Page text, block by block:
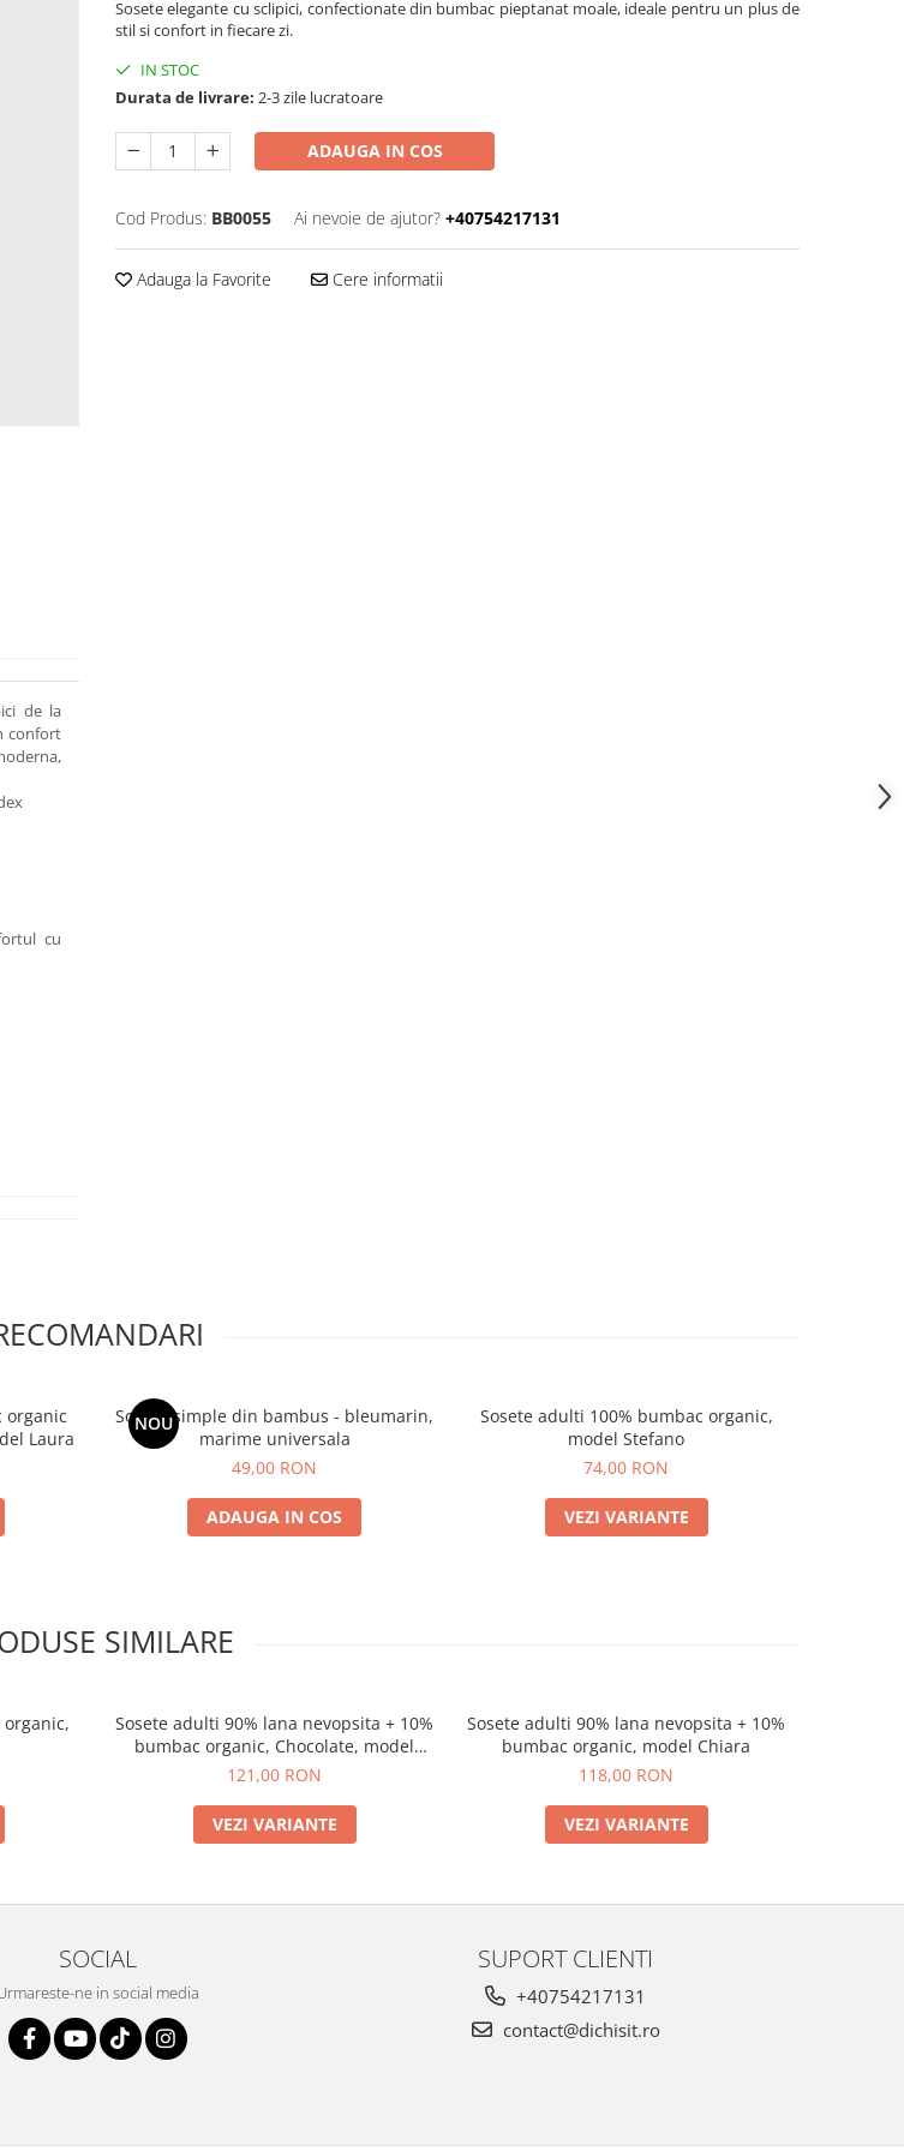
Sosete elegante cu sclipici, confectionate din bumbac pieptanat moale, ideale pentru un plus de
stil si confort in fiecare zi.
IN STOC
Durata de livrare: 2-3 zile lucratoare
ADAUGA IN COS
Cod Produs: BB0055 Ai nevoie de ajutor? +40754217131
Adauga la Favorite Cere informatii
de la
confort
cu
organic
Laura
NOU
Sosete simple din bambus - bleumarin,
marime universala
49,00 RON
ADAUGA IN COS
Sosete adulti 100% bumbac organic,
model Stefano
74,00 RON
VEZI VARIANTE
SIMILARE
Sosete adulti 90% lana nevopsita + 10%
bumbac organic, Chocolate, model
Andrea
121,00 RON
VEZI VARIANTE
Sosete adulti 90% lana nevopsita + 10%
bumbac organic, model Chiara
118,00 RON
VEZI VARIANTE
SOCIAL
ne in social media
SUPORT CLIENTI
+40754217131
contact@dichisit.ro